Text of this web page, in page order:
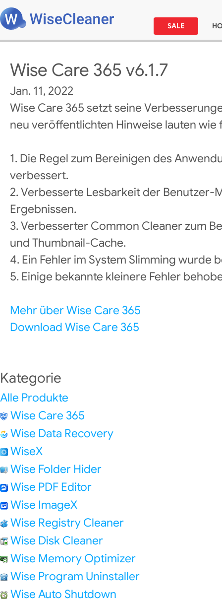
SALE
Wise Care 365 v6.1.7
Jan. 11, 2022
Wise Care 365 setzt seine
neu veröffentlichten Hinweise lauten wie
1. Die Regel zum Bereinigen des
verbessert.
2. Verbesserte Lesbarkeit der Benutzer-
Ergebnissen.
3. Verbesserter Common Cleaner zum
und Thumbnail-Cache.
4. Ein Fehler im System Slimming wurde
5. Einige bekannte kleinere Fehler
Mehr über Wise Care 365
Download Wise Care 365
Kategorie
Alle Produkte
Wise Care 365
Wise Data Recovery
WiseX
Wise Folder Hider
Wise PDF Editor
Wise ImageX
Wise Registry Cleaner
Wise Disk Cleaner
Wise Memory Optimizer
Wise Program Uninstaller
Wise Auto Shutdown